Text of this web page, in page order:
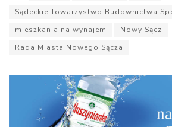
Sądeckie Towarzystwo Budownictwa
mieszkania na wynajem
Nowy Sącz
Rada Miasta Nowego Sącza